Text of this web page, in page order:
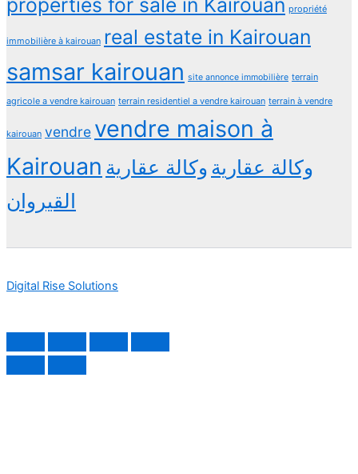
propriété
immobilière à kairouan real estate in Kairouan
samsar kairouan site annonce immobilière terrain
agricole a vendre kairouan terrain residentiel a vendre kairouan terrain à vendre
kairouan vendre vendre maison à
Kairouan
وكالة عقارية وكالة عقارية
القيروان
Digital Rise Solutions